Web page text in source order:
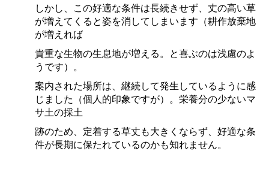
しかし、この好適な条件は長続きせず、丈の高い草
が増えてくると姿を消してしまいます（耕作放棄地
が増えれば
貴重な生物の生息地が増える。と喜ぶのは浅慮のよ
うです）。
案内された場所は、継続して発生しているように感
じました（個人的印象ですが）。栄養分の少ないマ
サ土の採土
跡のため、定着する草丈も大きくならず、好適な条
件が長期に保たれているのかも知れません。